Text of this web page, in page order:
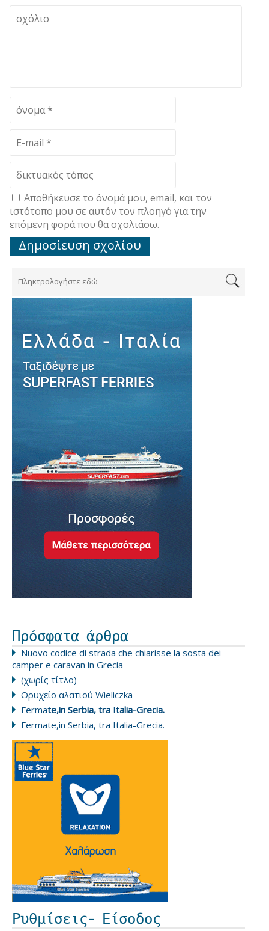
Αποθήκευσε το όνομά μου, email, και τον
ιστότοπο μου σε αυτόν τον πλοηγό για την
επόμενη φορά που θα σχολιάσω.
Πρόσφατα άρθρα
Nuovo codice di strada che chiarisse la sosta dei
camper e caravan in Grecia
(χωρίς τίτλο)
Ορυχείο αλατιού Wieliczka
Fermate,in Serbia, tra Italia-Grecia.
Fermate,in Serbia, tra Italia-Grecia.
Ρυθμίσεις- Είσοδος